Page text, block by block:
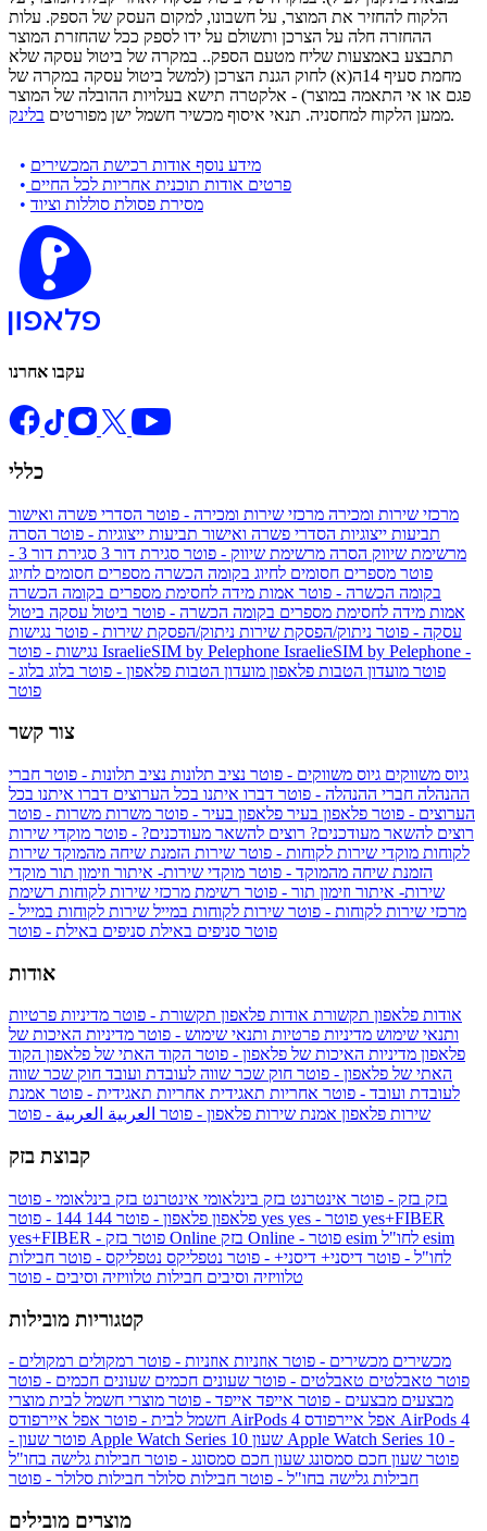
הלקוח להחזיר את המוצר, על חשבונו, למקום העסק של הספק. עלות
ההחזרה חלה על הצרכן ותשולם על ידו לספק ככל שהחזרת המוצר
תתבצע באמצעות שליח מטעם הספק.. במקרה של ביטול עסקה שלא
מחמת סעיף 14ה(א) לחוק הגנת הצרכן (למשל ביטול עסקה במקרה של
פגם או אי התאמה במוצר) - אלקטרה תישא בעלויות ההובלה של המוצר
ממען הלקוח למחסניה. תנאי איסוף מכשיר חשמל ישן מפורטים בלינק .
• מידע נוסף אודות רכישת המכשירים
• פרטים אודות תוכנית אחריות לכל החיים
• מסירת פסולת סוללות וציוד
עקבו אחרנו
כללי
מרכזי שירות ומכירה מרכזי שירות ומכירה - פוטר הסדרי פשרה ואישור
תביעות ייצוגיות הסדרי פשרה ואישור תביעות ייצוגיות - פוטר הסרה
מרשימת שיווק הסרה מרשימת שיווק - פוטר סגירת דור 3
סגירת דור 3 -
פוטר מספרים חסומים לחיוג בקומה הכשרה מספרים חסומים לחיוג
בקומה הכשרה - פוטר אמות מידה לחסימת מספרים בקומה הכשרה
אמות מידה לחסימת מספרים בקומה הכשרה - פוטר ביטול עסקה ביטול
עסקה - פוטר ניתוק/הפסקת שירות ניתוק/הפסקת שירות - פוטר נגישות
IsraelieSIM by Pelephone IsraelieSIM by Pelephone -
פוטר מועדון הטבות פלאפון מועדון הטבות פלאפון - פוטר בלוג בלוג -
פוטר
צור קשר
גיוס משווקים גיוס משווקים - פוטר נציב תלונות נציב תלונות - פוטר חברי
ההנהלה חברי ההנהלה - פוטר דברו איתנו בכל הערוצים דברו איתנו בכל
הערוצים - פוטר פלאפון בעיר פלאפון בעיר - פוטר משרות משרות - פוטר
רוצים להשאר מעודכנים? רוצים להשאר מעודכנים? - פוטר מוקדי שירות
לקוחות מוקדי שירות לקוחות - פוטר שירות הזמנת שיחה מהמוקד שירות
הזמנת שיחה מהמוקד - פוטר מוקדי שירות- איתור וזימון תור מוקדי
שירות- איתור וזימון תור - פוטר רשימת מרכזי שירות לקוחות רשימת
מרכזי שירות לקוחות - פוטר שירות לקוחות במייל שירות לקוחות במייל -
פוטר סניפים באילת סניפים באילת - פוטר
אודות
אודות פלאפון תקשורת אודות פלאפון תקשורת - פוטר מדיניות פרטיות
ותנאי שימוש מדיניות פרטיות ותנאי שימוש - פוטר מדיניות האיכות של
פלאפון מדיניות האיכות של פלאפון - פוטר הקוד האתי של פלאפון הקוד
האתי של פלאפון - פוטר חוק שכר שווה לעובדת ועובד חוק שכר שווה
לעובדת ועובד - פוטר אחריות תאגידית אחריות תאגידית - פוטר אמנת
שירות פלאפון אמנת שירות פלאפון - פוטר العربية العربية - פוטר
קבוצת בזק
בזק בזק - פוטר אינטרנט בזק בינלאומי אינטרנט בזק בינלאומי - פוטר
פלאפון פלאפון - פוטר 144 yes
yes+FIBER
yes+FIBER - פוטר בזק Online
esim
לחו"ל - פוטר דיסני+ דיסני+ - פוטר נטפליקס נטפליקס - פוטר חבילות
טלוויזיה וסיבים חבילות טלוויזיה וסיבים - פוטר
קטגוריות מובילות
מכשירים מכשירים - פוטר אוזניות אוזניות - פוטר רמקולים רמקולים -
פוטר טאבלטים טאבלטים - פוטר שעונים חכמים שעונים חכמים - פוטר
מבצעים מבצעים - פוטר אייפד אייפד - פוטר מוצרי חשמל לבית מוצרי
חשמל לבית - פוטר אפל איירפודס AirPods 4 אפל איירפודס AirPods 4
- פוטר שעון Apple Watch Series 10 שעון Apple Watch Series 10 -
פוטר שעון חכם סמסונג שעון חכם סמסונג - פוטר חבילות גלישה בחו"ל
חבילות גלישה בחו"ל - פוטר חבילות סלולר חבילות סלולר - פוטר
מוצרים מובילים